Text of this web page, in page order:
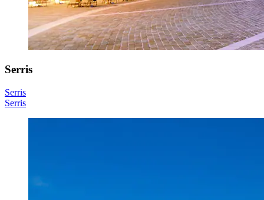
Serris
Serris
Serris